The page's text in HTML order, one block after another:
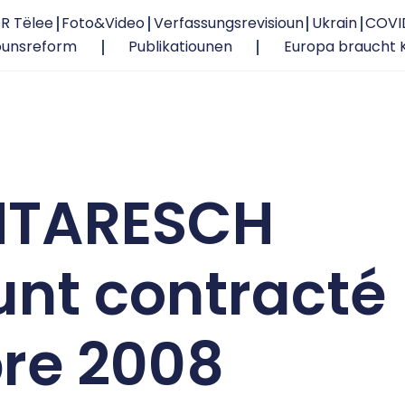
Tëlee Foto&Video Verfassungsrevisioun Ukrain
Publikatiounen Europa braucht
contracté
2008